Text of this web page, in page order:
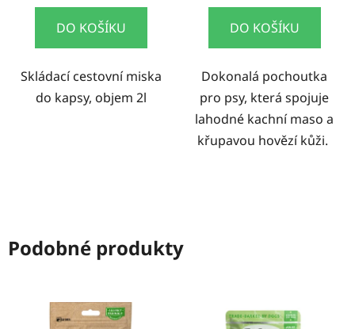
DO KOŠÍKU
Skládací cestovní miska
do kapsy, objem 2l
DO KOŠÍKU
Dokonalá pochoutka
pro psy, která spojuje
lahodné kachní maso a
křupavou hovězí kůži.
Podobné produkty